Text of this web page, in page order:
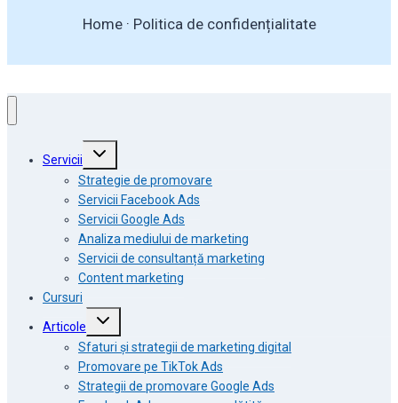
Home· Politica de confidențialitate
Servicii
Toggle
menu
Strategie de promovare
Servicii Facebook Ads
Servicii Google Ads
Analiza mediului de marketing
Servicii de consultanță marketing
Content marketing
Cursuri
Articole
Toggle
menu
Sfaturi și strategii de marketing digital
Promovare pe TikTok Ads
Strategii de promovare Google Ads